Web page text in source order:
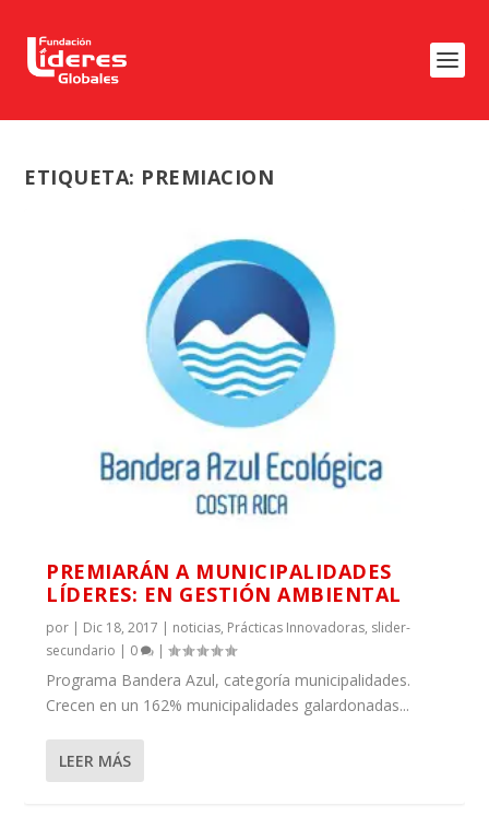
ETIQUETA: PREMIACION
PREMIARÁN A MUNICIPALIDADES
LÍDERES: EN GESTIÓN AMBIENTAL
por | Dic 18, 2017 | noticias, Prácticas Innovadoras, slider-
secundario | 0 |
Programa Bandera Azul, categoría municipalidades.
Crecen en un 162% municipalidades galardonadas...
LEER MÁS